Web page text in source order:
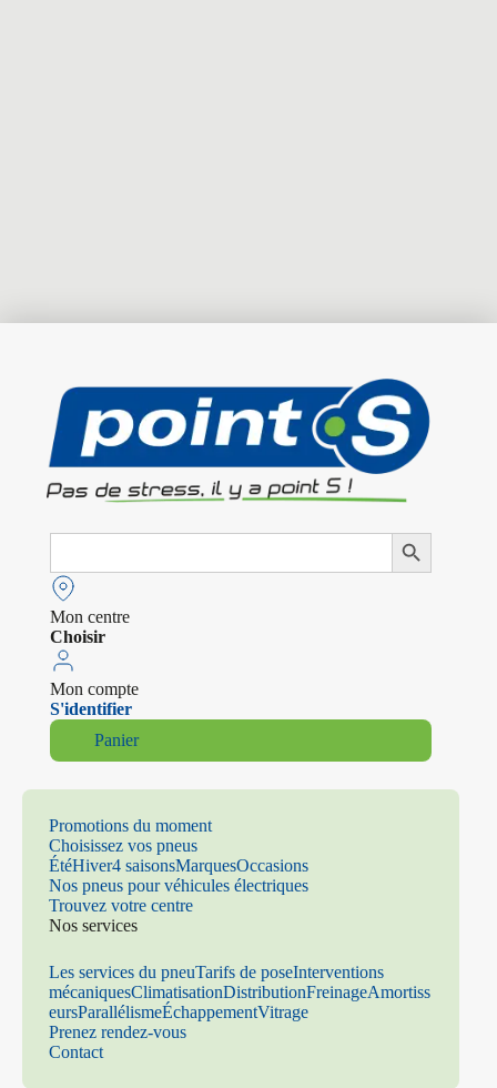
Search
Search Button
Mon centre
Choisir
Mon compte
S'identifier
Panier
Promotions du moment
Choisissez vos pneus
ÉtéHiver4 saisonsMarquesOccasions
Nos pneus pour véhicules électriques
Trouvez votre centre
Nos services
Les services du pneuTarifs de poseInterventions
mécaniquesClimatisationDistributionFreinageAmortiss
eursParallélismeÉchappementVitrage
Prenez rendez-vous
Contact